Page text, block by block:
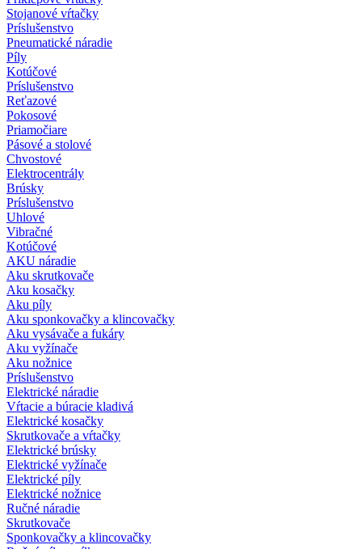
Stojanové vŕtačky
Príslušenstvo
Pneumatické náradie
Píly
Kotúčové
Príslušenstvo
Reťazové
Pokosové
Priamočiare
Pásové a stolové
Chvostové
Elektrocentrály
Brúsky
Príslušenstvo
Uhlové
Vibračné
Kotúčové
AKU náradie
Aku skrutkovače
Aku kosačky
Aku píly
Aku sponkovačky a klincovačky
Aku vysávače a fukáry
Aku vyžínače
Aku nožnice
Príslušenstvo
Elektrické náradie
Vŕtacie a búracie kladivá
Elektrické kosačky
Skrutkovače a vŕtačky
Elektrické brúsky
Elektrické vyžínače
Elektrické píly
Elektrické nožnice
Ručné náradie
Skrutkovače
Sponkovačky a klincovačky